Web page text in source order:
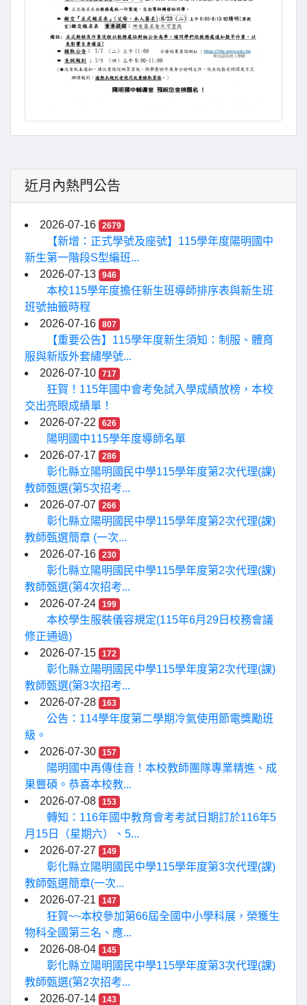
近月內熱門公告
2026-07-16 2679
【新增：正式學號及座號】115學年度陽明國中
新生第一階段S型編班...
2026-07-13
946
本校115學年度擔任新生班導師排序表與新生班
班號抽籤時程
2026-07-16
807
【重要公告】115學年度新生須知：制服、體育
服與新版外套繡學號...
2026-07-10
717
狂賀！115年國中會考免試入學成績放榜，本校
交出亮眼成績單！
2026-07-22
626
陽明國中115學年度導師名單
2026-07-17
286
彰化縣立陽明國民中學115學年度第2次代理(課)
教師甄選(第5次招考...
2026-07-07
266
彰化縣立陽明國民中學115學年度第2次代理(課)
教師甄選簡章 (一次...
2026-07-16
230
彰化縣立陽明國民中學115學年度第2次代理(課)
教師甄選(第4次招考...
2026-07-24
199
本校學生服裝儀容規定(115年6月29日校務會議
修正通過)
2026-07-15
172
彰化縣立陽明國民中學115學年度第2次代理(課)
教師甄選(第3次招考...
2026-07-28
163
公告：114學年度第二學期冷氣使用節電獎勵班
級。
2026-07-30
157
陽明國中再傳佳音！本校教師團隊專業精進、成
果豐碩。恭喜本校教...
2026-07-08
153
轉知：116年國中教育會考考試日期訂於116年5
月15日（星期六）、5...
2026-07-27
149
彰化縣立陽明國民中學115學年度第3次代理(課)
教師甄選簡章(一次...
2026-07-21
147
狂賀~~本校參加第66屆全國中小學科展，榮獲生
物科全國第三名、應...
2026-08-04
145
彰化縣立陽明國民中學115學年度第3次代理(課)
教師甄選(第2次招考...
2026-07-14
143